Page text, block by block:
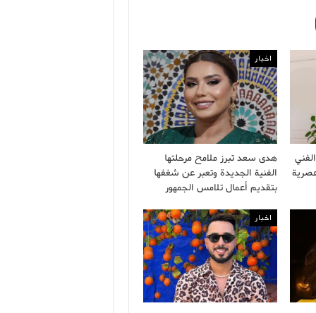
اخبار
هدى سعد تبرز ملامح مرحلتها
الفنية الجديدة وتعبر عن شغفها
بتقديم أعمال تلامس الجمهور
اخبار